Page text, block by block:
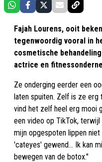
Fajah Lourens, ooit
tegenwoordig vooral in
cosmetische
actrice en
Ze onderging eerder een
laten spuiten. Zelf is ze
vind het zelf heel erg mooi
een video op TikTok,
mijn opgespoten lippen
'cateyes' gewend... Ik kan
bewegen van de botox."